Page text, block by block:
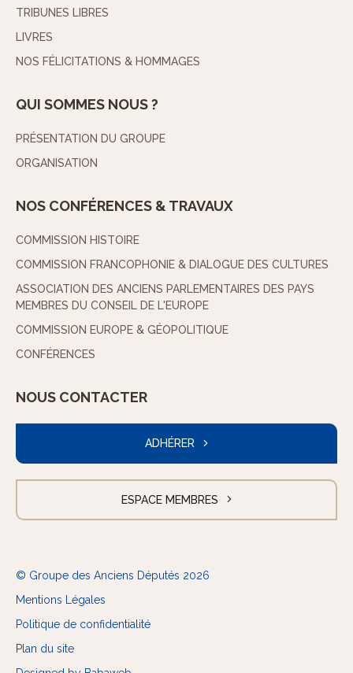
TRIBUNES LIBRES
LIVRES
NOS FÉLICITATIONS & HOMMAGES
QUI SOMMES NOUS ?
PRÉSENTATION DU GROUPE
ORGANISATION
NOS CONFÉRENCES & TRAVAUX
COMMISSION HISTOIRE
COMMISSION FRANCOPHONIE & DIALOGUE DES CULTURES
ASSOCIATION DES ANCIENS PARLEMENTAIRES DES PAYS
MEMBRES DU CONSEIL DE L'EUROPE
COMMISSION EUROPE & GÉOPOLITIQUE
CONFÉRENCES
NOUS CONTACTER
ADHÉRER
ESPACE MEMBRES
© Groupe des Anciens Députés 2026
Mentions Légales
Politique de confidentialité
Plan du site